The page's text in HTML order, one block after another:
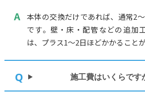
本体の交換だけであれば、通常2
です。壁・床・配管などの追加
は、プラス1〜2日ほどかかること
施工費はいくらです